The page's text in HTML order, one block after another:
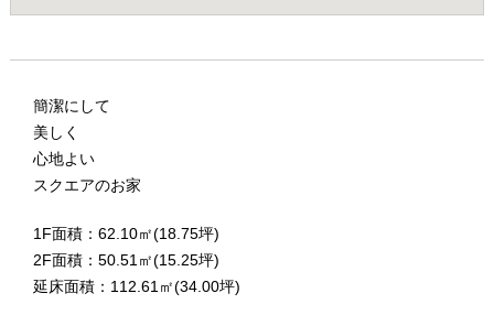
簡潔にして
美しく
心地よい
スクエアのお家
1F面積：62.10㎡(18.75坪)
2F面積：50.51㎡(15.25坪)
延床面積：112.61㎡(34.00坪)